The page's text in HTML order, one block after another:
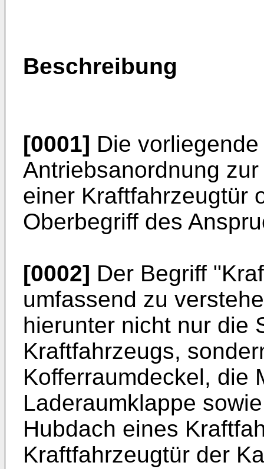
Beschreibung
[0001] Die
Antriebsanordnung
einer Kraftfahrzeugtür
Oberbegriff des
[0002] Der Begriff
umfassend zu
hierunter nicht nur die
Kraftfahrzeugs,
Kofferraumdeckel, die
Laderaumklappe
Hubdach eines
Kraftfahrzeugtür der